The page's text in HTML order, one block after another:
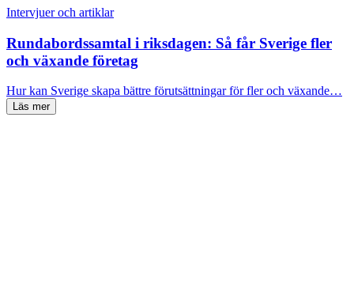
Intervjuer och artiklar
Rundabordssamtal i riksdagen: Så får Sverige fler
och växande företag
Hur kan Sverige skapa bättre förutsättningar för fler och växande…
Läs mer